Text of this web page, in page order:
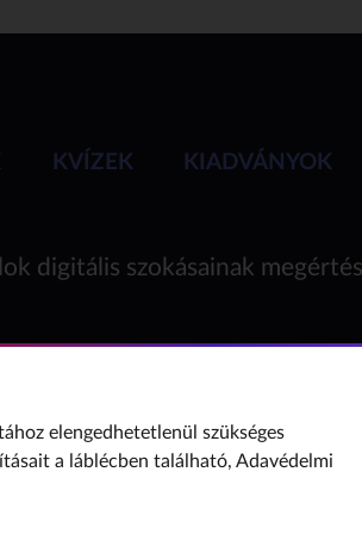
KVÍZEK KIADVÁNYOK
digitális szokásainak
elengedhetetlenül szükséges
a láblécben található, Adavédelmi